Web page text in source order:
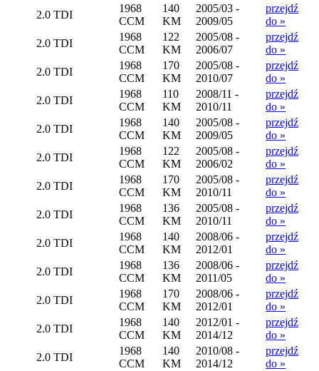
2.0 TDI
1968
CCM
140
KM
2005/03 -
2009/05
przejdź
do »
2.0 TDI
1968
CCM
122
KM
2005/08 -
2006/07
przejdź
do »
2.0 TDI
1968
CCM
170
KM
2005/08 -
2010/07
przejdź
do »
2.0 TDI
1968
CCM
110
KM
2008/11 -
2010/11
przejdź
do »
2.0 TDI
1968
CCM
140
KM
2005/08 -
2009/05
przejdź
do »
2.0 TDI
1968
CCM
122
KM
2005/08 -
2006/02
przejdź
do »
2.0 TDI
1968
CCM
170
KM
2005/08 -
2010/11
przejdź
do »
2.0 TDI
1968
CCM
136
KM
2005/08 -
2010/11
przejdź
do »
2.0 TDI
1968
CCM
140
KM
2008/06 -
2012/01
przejdź
do »
2.0 TDI
1968
CCM
136
KM
2008/06 -
2011/05
przejdź
do »
2.0 TDI
1968
CCM
170
KM
2008/06 -
2012/01
przejdź
do »
2.0 TDI
1968
CCM
140
KM
2012/01 -
2014/12
przejdź
do »
2.0 TDI
1968
CCM
140
KM
2010/08 -
2014/12
przejdź
do »